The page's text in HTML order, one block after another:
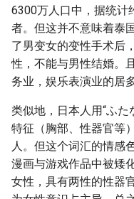
6300万人口中，据统计
者。但这并不意味着泰
了男变女的变性手术后
性，不能与男性结婚。
务业，娱乐表演业的居多
类似地，日本人用“ふ
特征（胸部、性器官等
人。但这个词汇的情感
漫画与游戏作品中被矮
女性，具有两性的性器